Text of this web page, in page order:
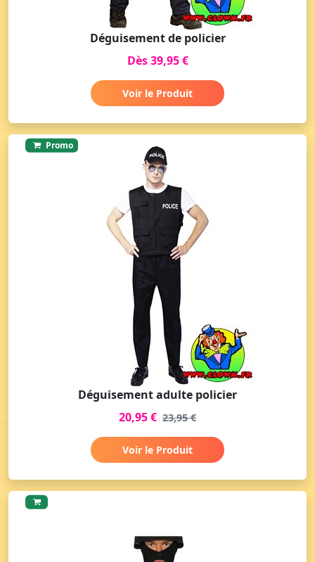
Déguisement de policier
Dès 39,95 €
Voir le Produit
Promo
Déguisement adulte policier
20,95 € 23,95 €
Voir le Produit